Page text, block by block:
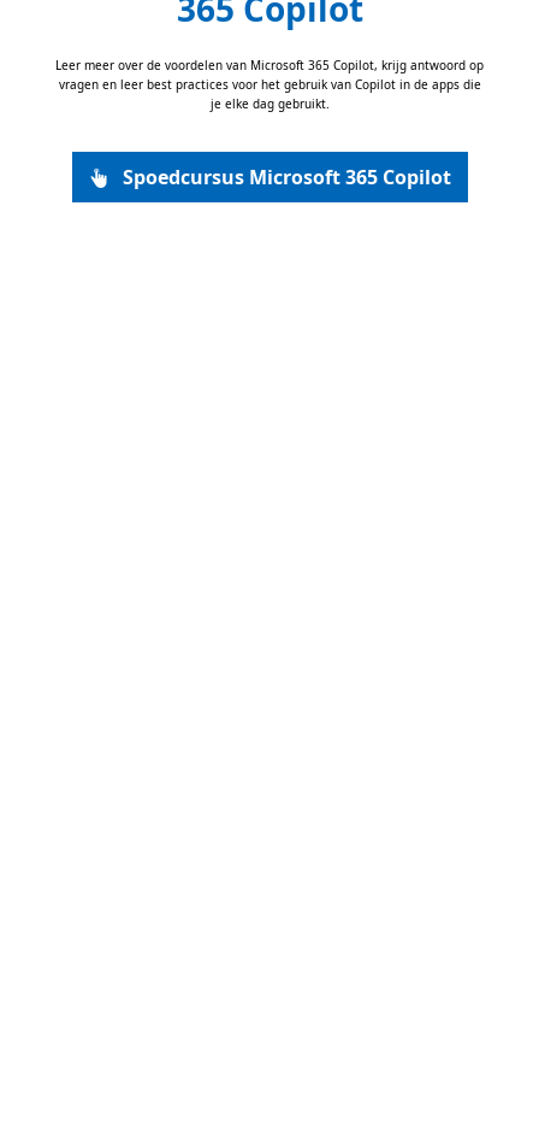
Leer meer over de voordelen van Microsoft 365 Copilot, krijg antwoord op
vragen en leer best practices voor het gebruik van Copilot in de apps die
je elke dag gebruikt.
Spoedcursus Microsoft 365 Copilot